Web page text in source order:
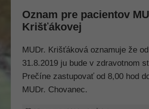
Oznam pre pacientov
Krišťákovej
MUDr. Krišťáková oznamuje že
31.8.2019 ju bude v zdravotnom
Prečíne zastupovať od 8,00 hod
MUDr. Chovanec.